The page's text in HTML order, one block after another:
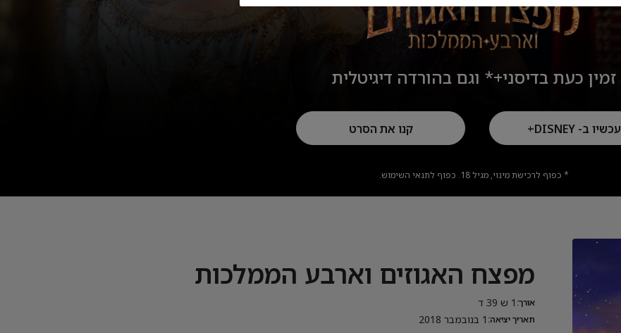
זמין כעת בדיסני+* וגם בהורדה דיגיטלית
עכשיו ב- DISNEY+ קנו את הסרט
* כפוף לרכישת מינוי, מגיל 18. כפוף לתנאי השימוש.
מפצח האגוזים וארבע הממלכות
אורך: 1 ש 39 ד
תאריך יציאה: 1 בנובמבר 2018